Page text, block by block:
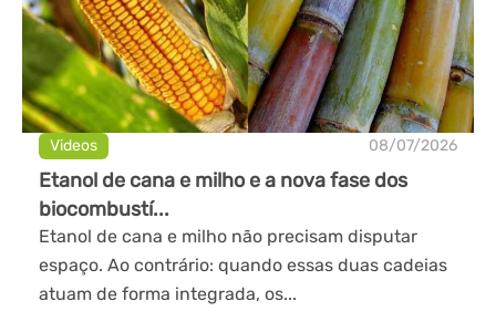
Videos 08/07/2026
Etanol de cana e milho e a nova fase dos
biocombustí...
Etanol de cana e milho não precisam disputar
espaço. Ao contrário: quando essas duas cadeias
atuam de forma integrada, os...